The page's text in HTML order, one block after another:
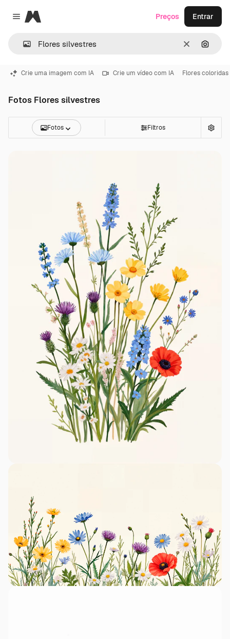
Close menu
Magnific
Limpar
Preços Entrar
Crie uma imagem com IA Crie um vídeo com IA Flores coloridas
Fotos Flores silvestres
Fotos Filtros